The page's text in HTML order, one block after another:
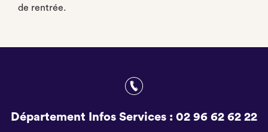
de rentrée.
Département Infos Services : 02 96 62 62 22